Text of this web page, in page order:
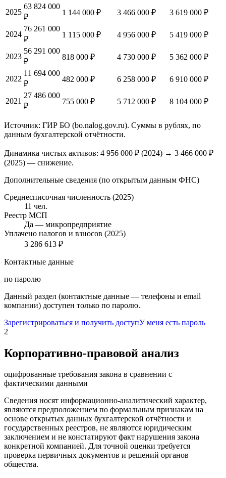
2025
63 824 000
₽
1 144 000 ₽ 3 466 000 ₽ 3 619 000 ₽
2024
76 261 000
₽
1 115 000 ₽ 4 956 000 ₽ 5 419 000 ₽
2023
56 291 000
₽
818 000 ₽ 4 730 000 ₽ 5 362 000 ₽
2022
11 694 000
₽
482 000 ₽ 6 258 000 ₽ 6 910 000 ₽
2021
27 486 000
₽
755 000 ₽ 5 712 000 ₽ 8 104 000 ₽
Источник: ГИР БО (bo.nalog.gov.ru). Суммы в рублях, по
данным бухгалтерской отчётности.
Динамика чистых активов: 4 956 000 ₽ (2024) → 3 466 000 ₽
(2025) — снижение.
Дополнительные сведения (по открытым данным ФНС)
Среднесписочная численность (2025)
11 чел.
Реестр МСП
Да — микропредприятие
Уплачено налогов и взносов (2025)
3 286 613 ₽
Контактные данные
по паролю
Данный раздел (контактные данные — телефоны и email
компании) доступен только по паролю.
Зарегистрироваться и получить доступУ меня есть пароль
2
Корпоративно-правовой анализ
оцифрованные требования закона в сравнении с
фактическими данными
Сведения носят информационно-аналитический характер,
являются предположением по формальным признакам на
основе открытых данных бухгалтерской отчётности и
государственных реестров, не являются юридическим
заключением и не констатируют факт нарушения закона
конкретной компанией. Для точной оценки требуется
проверка первичных документов и решений органов
общества.